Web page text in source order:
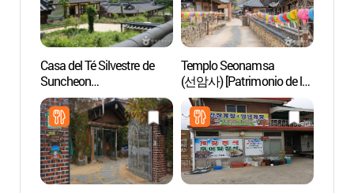
Casa del Té Silvestre de
Suncheon
(순천전통야생차체험관)
Templo Seonamsa
(선암사) [Patrimonio de la
Humanidad de la Unesco]